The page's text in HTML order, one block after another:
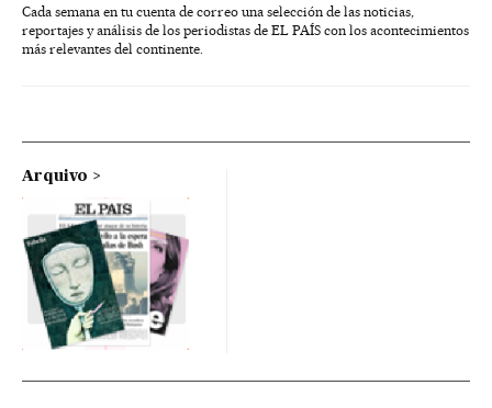
Cada semana en tu cuenta de correo una selección de las noticias,
reportajes y análisis de los periodistas de EL PAÍS con los acontecimientos
más relevantes del continente.
Arquivo